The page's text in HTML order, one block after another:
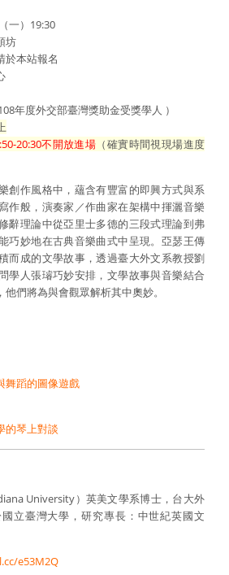
一）19:30
坊
於本站報名
年度外交部臺灣獎助金受獎學人 ）
20:30不開放進場 （確實時間視現場進度
創作風格中，蘊含有豐富的即興方式與系
作般，演奏家／作曲家在架構中揮灑音樂
辭理論中從亞里士多德的三段式理論到弗
巧妙地在古典音樂曲式中呈現。亞瑟王傳
而成的文學故事，透過臺大外文系教授劉
學人張璿巧妙安排，文學故事與音樂結合
們將為與會觀眾解析其中奧妙。
舞蹈的圖像遊戲
的琴上對談
University）英美文學系博士，台大外
立臺灣大學，研究專長：中世紀英國文
e53M2Q